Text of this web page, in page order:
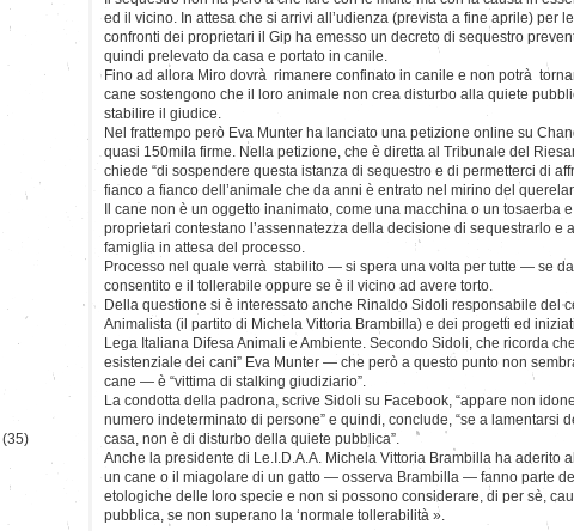
ed il vicino. In attesa che si arrivi all’udienza (prevista a fine aprile) per
confronti dei proprietari il Gip ha emesso un decreto di sequestro
quindi prelevato da casa e portato in canile.
Fino ad allora Miro dovrà rimanere confinato in canile e non potrà
cane sostengono che il loro animale non crea disturbo alla quiete
stabilire il giudice.
Nel frattempo però Eva Munter ha lanciato una petizione online su
quasi 150mila firme. Nella petizione, che è diretta al Tribunale del
chiede “di sospendere questa istanza di sequestro e di permetterci di
fianco a fianco dell’animale che da anni è entrato nel mirino del
Il cane non è un oggetto inanimato, come una macchina o un tosaerba e
proprietari contestano l’assennatezza della decisione di sequestrarlo e
famiglia in attesa del processo.
Processo nel quale verrà stabilito — si spera una volta per tutte — se
consentito e il tollerabile oppure se è il vicino ad avere torto.
Della questione si è interessato anche Rinaldo Sidoli responsabile del
Animalista (il partito di Michela Vittoria Brambilla) e dei progetti ed
Lega Italiana Difesa Animali e Ambiente. Secondo Sidoli, che ricorda
esistenziale dei cani” Eva Munter — che però a questo punto non
cane — è “vittima di stalking giudiziario”.
La condotta della padrona, scrive Sidoli su Facebook, “appare non
numero indeterminato di persone” e quindi, conclude, “se a lamentarsi
casa, non è di disturbo della quiete pubblica”.
Anche la presidente di Le.I.D.A.A. Michela Vittoria Brambilla ha aderito
un cane o il miagolare di un gatto — osserva Brambilla — fanno parte
etologiche delle loro specie e non si possono considerare, di per sè,
pubblica, se non superano la ‘normale tollerabilità ».
(35)